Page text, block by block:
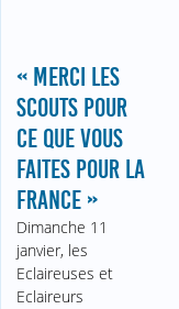
« MERCI LES
SCOUTS POUR
CE QUE VOUS
FAITES POUR LA
FRANCE »
Dimanche 11
janvier, les
Eclaireuses et
Eclaireurs